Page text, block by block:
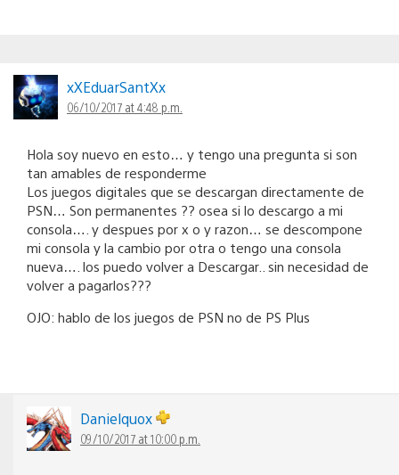
xXEduarSantXx
06/10/2017 at 4:48 p.m.
Hola soy nuevo en esto… y tengo una pregunta si son
tan amables de responderme
Los juegos digitales que se descargan directamente de
PSN… Son permanentes ?? osea si lo descargo a mi
consola…. y despues por x o y razon… se descompone
mi consola y la cambio por otra o tengo una consola
nueva…. los puedo volver a Descargar.. sin necesidad de
volver a pagarlos???
OJO: hablo de los juegos de PSN no de PS Plus
Danielquox
09/10/2017 at 10:00 p.m.